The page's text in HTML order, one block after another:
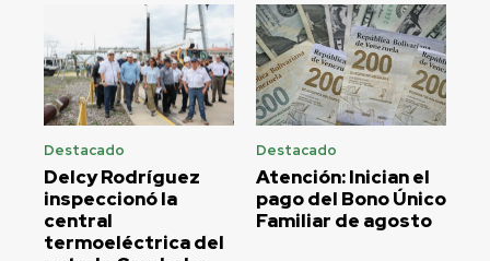
Destacado
Delcy Rodríguez
inspeccionó la
central
termoeléctrica del
Destacado
Atención: Inician el
pago del Bono Único
Familiar de agosto